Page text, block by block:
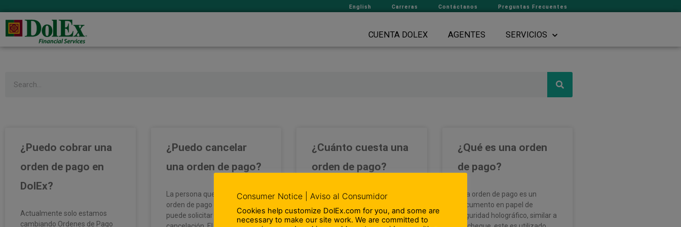
English Carreras Contáctanos Preguntas Frecuentes
CUENTA DOLEX AGENTES SERVICIOS
¿Puedo cobrar una
orden de pago en
DolEx?
Actualmente solo estamos
cambiando Ordenes de Pago
¿Puedo cancelar
una orden de pago?
La persona que compró la
orden de pago es la única que
puede solicitar una
¿Cuánto cuesta una
orden de pago?
Las órdenes de pago cuestan $
¿Qué es una orden
de pago?
Una orden de pago es un
documento en papel de
seguridad holográfico, similar a
Consumer Notice | Aviso al Consumidor
Cookies help customize DolEx.com for you, and some are
necessary to make our site work. We are committed to